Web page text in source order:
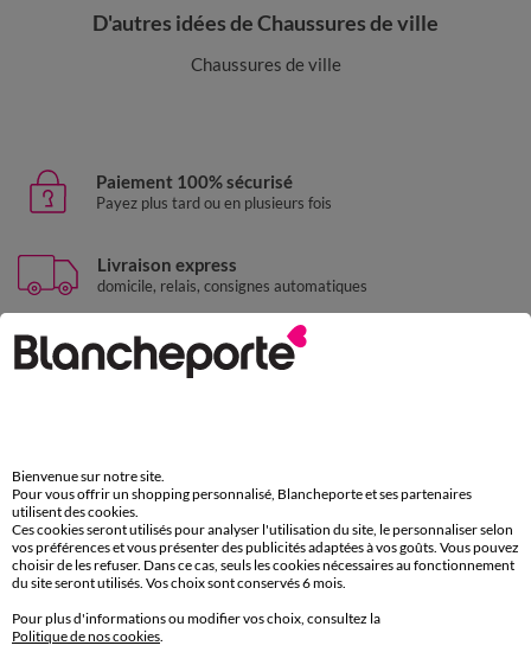
D'autres idées de Chaussures de ville
Chaussures de ville
Paiement 100% sécurisé
Payez plus tard ou en plusieurs fois
Livraison express
domicile, relais, consignes automatiques
Retours gratuits
sous 30 jours avec Mondial Relay uniquement
11€ Offerts
en vous inscrivant à la newsletter
dès 20€ d’achat
conditions dans votre email de confirmation
Bienvenue sur notre site.
Pour vous offrir un shopping personnalisé, Blancheporte et ses partenaires
utilisent des cookies.
Ces cookies seront utilisés pour analyser l'utilisation du site, le personnaliser selon
vos préférences et vous présenter des publicités adaptées à vos goûts. Vous pouvez
choisir de les refuser. Dans ce cas, seuls les cookies nécessaires au fonctionnement
du site seront utilisés. Vos choix sont conservés 6 mois.
Pour plus d'informations ou modifier vos choix, consultez la
Politique de nos cookies.